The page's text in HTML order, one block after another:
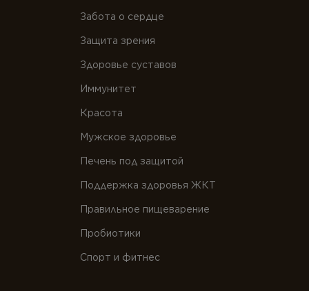
Забота о сердце
Защита зрения
Здоровье суставов
Иммунитет
Красота
Мужское здоровье
Печень под защитой
Поддержка здоровья ЖКТ
Правильное пищеварение
Пробиотики
Спорт и фитнес